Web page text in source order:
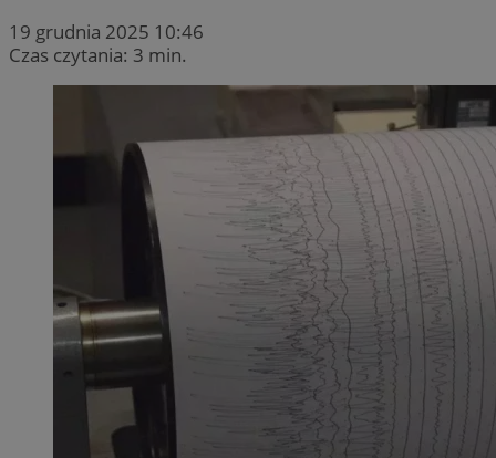
19 grudnia 2025 10:46
Czas czytania: 3 min.